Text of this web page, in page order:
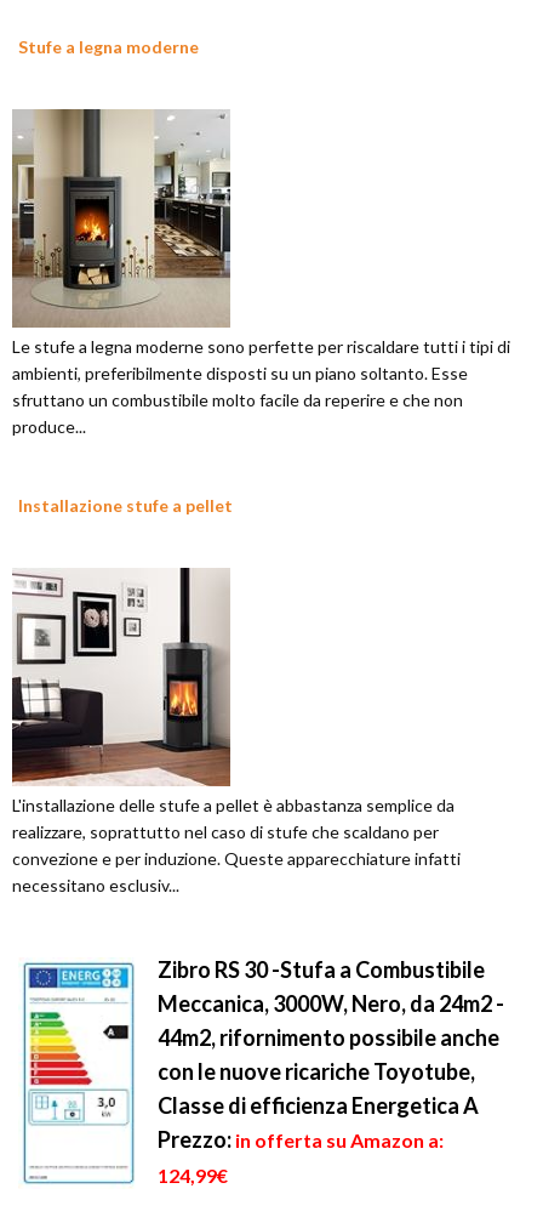
Stufe a legna moderne
Le stufe a legna moderne sono perfette per riscaldare tutti i tipi di
ambienti, preferibilmente disposti su un piano soltanto. Esse
sfruttano un combustibile molto facile da reperire e che non
produce...
Installazione stufe a pellet
L'installazione delle stufe a pellet è abbastanza semplice da
realizzare, soprattutto nel caso di stufe che scaldano per
convezione e per induzione. Queste apparecchiature infatti
necessitano esclusiv...
Zibro RS 30 -Stufa a Combustibile
Meccanica, 3000W, Nero, da 24m2 -
44m2, rifornimento possibile anche
con le nuove ricariche Toyotube,
Classe di efficienza Energetica A
Prezzo: in offerta su Amazon a:
124,99€